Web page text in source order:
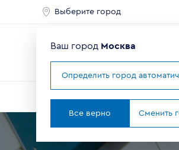
Выберите город
Ведущий
Ваш город Москва
Определить город
Все верно Сменить